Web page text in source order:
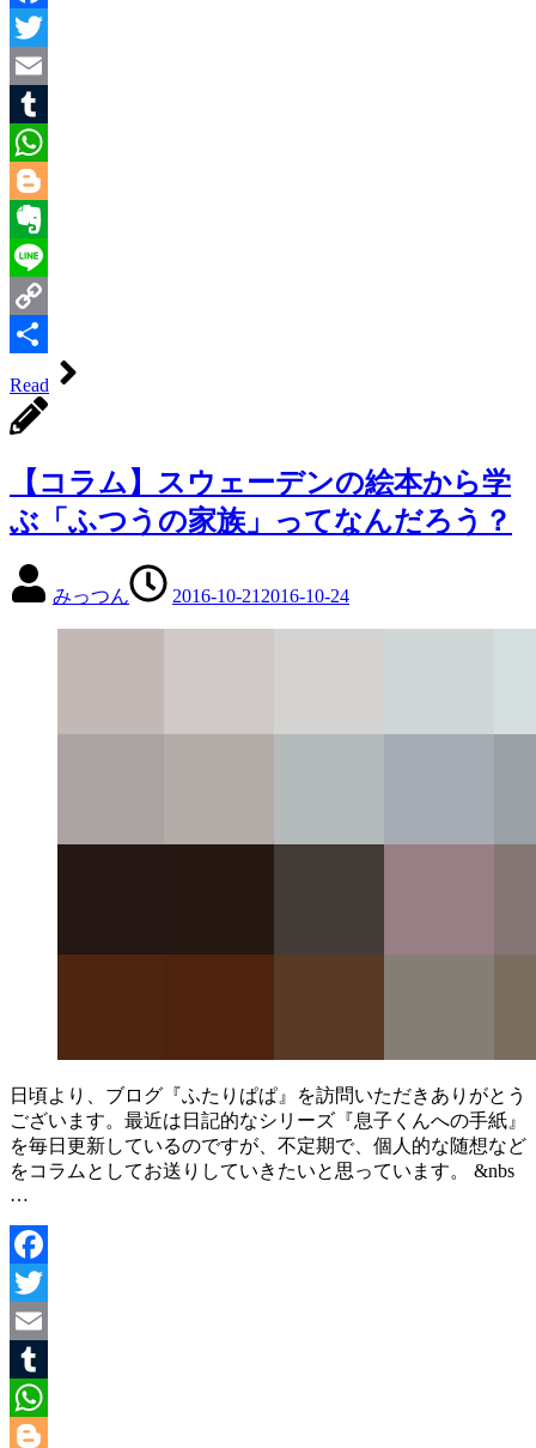
Facebook
Twitter
Email
Tumblr
WhatsApp
Blogger
Evernote
Line
Copy
有
Read
【コラム】スウェーデンの絵本から学
ぶ「ふつうの家族」ってなんだろう？
みっつん 2016-10-21 2016-10-24
日頃より、ブログ『ふたりぱぱ』を訪問いただきありがとう
ございます。最近は日記的なシリーズ『息子くんへの手紙』
を毎日更新しているのですが、不定期で、個人的な随想など
をコラムとしてお送りしていきたいと思っています。 &nbs
…
Facebook
Twitter
Email
Tumblr
WhatsApp